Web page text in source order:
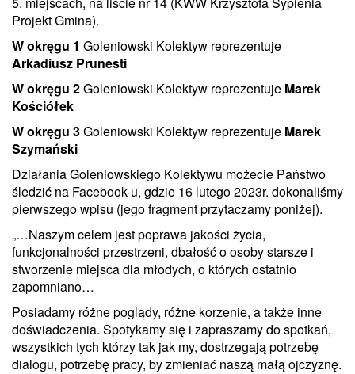
Projekt Gmina).
W okręgu 1 Goleniowski Kolektyw reprezentuje
Arkadiusz Prunesti
W okręgu 2Goleniowski Kolektyw reprezentuje Marek
Kościółek
W okręgu 3Goleniowski Kolektyw reprezentuje Marek
Szymański
Działania Goleniowskiego Kolektywu możecie Państwo
śledzić na Facebook-u, gdzie 16 lutego 2023r. dokonaliśmy
pierwszego wpisu (jego fragment przytaczamy poniżej).
„…Naszym celem jest poprawa jakości życia,
funkcjonalności przestrzeni, dbałość o osoby starsze i
stworzenie miejsca dla młodych, o których ostatnio
zapomniano…
Posiadamy różne poglądy, różne korzenie, a także inne
doświadczenia. Spotykamy się i zapraszamy do spotkań,
wszystkich tych którzy tak jak my, dostrzegają potrzebę
dialogu, potrzebę pracy, by zmieniać naszą małą ojczyznę.